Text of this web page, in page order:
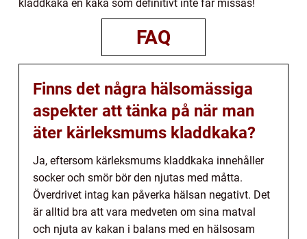
kladdkaka en kaka som definitivt inte får missas!
FAQ
Finns det några hälsomässiga
aspekter att tänka på när man
äter kärleksmums kladdkaka?
Ja, eftersom kärleksmums kladdkaka innehåller
socker och smör bör den njutas med måtta.
Överdrivet intag kan påverka hälsan negativt. Det
är alltid bra att vara medveten om sina matval
och njuta av kakan i balans med en hälsosam